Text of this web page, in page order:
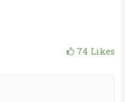
74 Likes